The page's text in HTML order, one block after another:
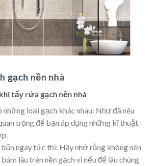
gạch nền nhà
tẩy rửa gạch nền nhà
những loại gạch khác nhau: Như đã nêu
trọng để bạn áp dụng những kĩ thuật
ngay tức thì: Hãy nhớ rằng không nên
lâu trên nền gạch vì nếu để lâu chúng